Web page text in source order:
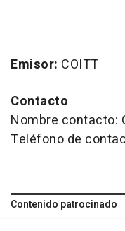
Emisor: COITT
Contacto
Nombre contacto:
Teléfono de
Contenido patrocinado